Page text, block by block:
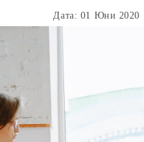
Дата: 01 Юни 2020